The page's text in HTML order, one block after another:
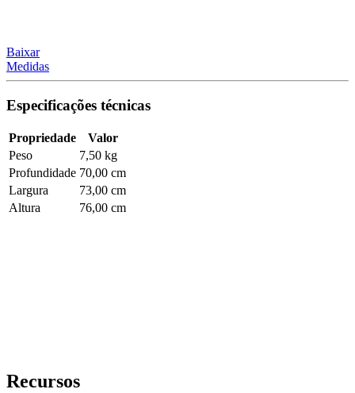
Baixar
Medidas
Especificações técnicas
Propriedade
Valor
Peso
7,50 kg
Profundidade 70,00 cm
Largura
73,00 cm
Altura
76,00 cm
Recursos